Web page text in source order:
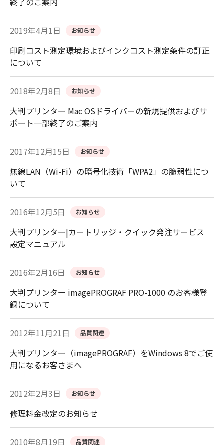
2019年4月1日 お知らせ
印刷コスト測定環境およびインクコスト測定条件の訂正
について
2018年2月8日 お知らせ
大判プリンター Mac OSドライバーの新規提供およびサ
ポート一部終了のご案内
2017年12月15日 お知らせ
無線LAN（Wi-Fi）の暗号化技術「WPA2」の脆弱性につ
いて
2016年12月5日 お知らせ
大判プリンター|カートリッジ・クイック発注サービス
設定マニュアル
2016年2月16日 お知らせ
大判プリンター imagePROGRAF PRO-1000 のお客様登
録について
2012年11月21日 品質関連
大判プリンター（imagePROGRAF）をWindows 8でご使
用になるお客さまへ
2012年2月3日 お知らせ
修理料金改定のお知らせ
2010年8月19日 品質関連